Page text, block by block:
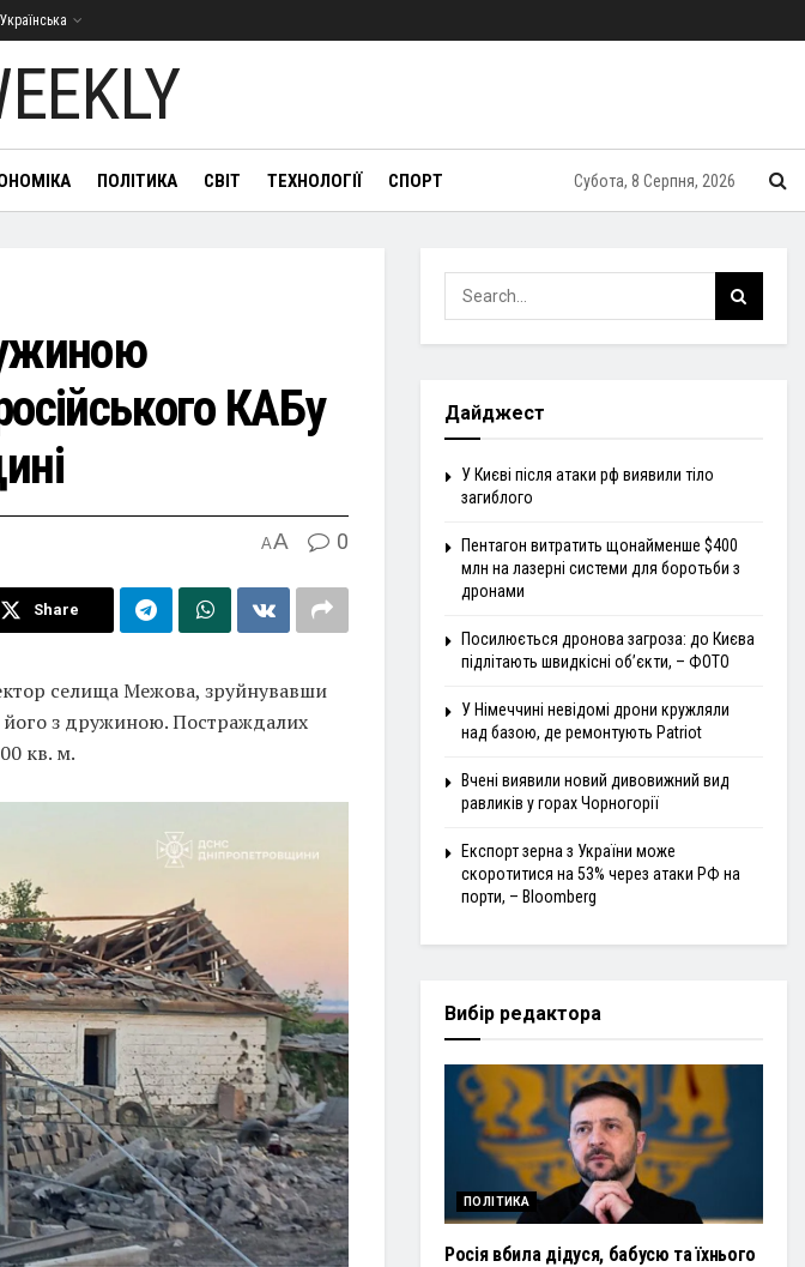
Українська
ПОЛІТИКА СВІТ ТЕХНОЛОГІЇ СПОРТ Субота, 8 Серпня, 2026
КАБу
AA 0
Share
селища Межова, зруйнувавши
з дружиною. Постраждалих
кв. м.
Дайджест
У Києві після атаки рф виявили тіло
загиблого
Пентагон витратить щонайменше $400
млн на лазерні системи для боротьби з
дронами
Посилюється дронова загроза: до Києва
підлітають швидкісні об’єкти, – ФОТО
У Німеччині невідомі дрони кружляли
над базою, де ремонтують Patriot
Вчені виявили новий дивовижний вид
равликів у горах Чорногорії
Експорт зерна з України може
скоротитися на 53% через атаки РФ на
порти, – Bloomberg
Вибір редактора
ПОЛІТИКА
Росія вбила дідуся, бабусю та їхнього